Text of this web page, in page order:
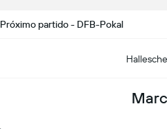
Próximo partido - DFB-Pokal